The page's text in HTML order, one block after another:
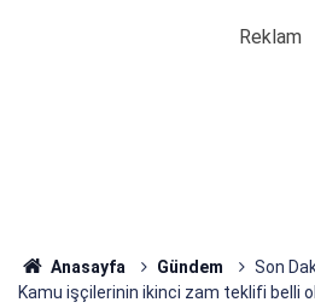
Anasayfa Gündem
Son
Kamu işçilerinin ikinci zam teklifi belli